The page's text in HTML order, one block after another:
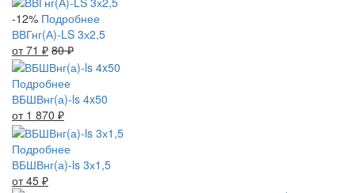
-12% Подробнее
ВВГнг(А)-LS 3х2,5
от 71 ₽ 80₽
Подробнее
ВБШВнг(а)-ls 4x50
от 1 870 ₽
Подробнее
ВБШВнг(а)-ls 3х1,5
от 45 ₽